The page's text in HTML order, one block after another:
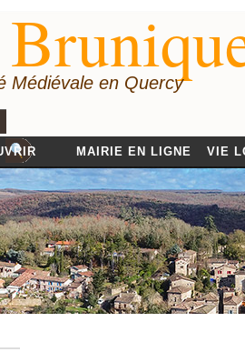
Médiévale en Quercy
MAIRIE EN LIGNE VIE